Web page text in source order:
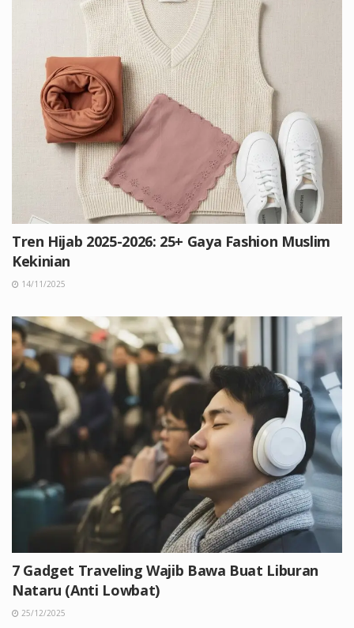
Tren Hijab 2025-2026: 25+ Gaya Fashion Muslim
Kekinian
14/11/2025
7 Gadget Traveling Wajib Bawa Buat Liburan
Nataru (Anti Lowbat)
25/12/2025